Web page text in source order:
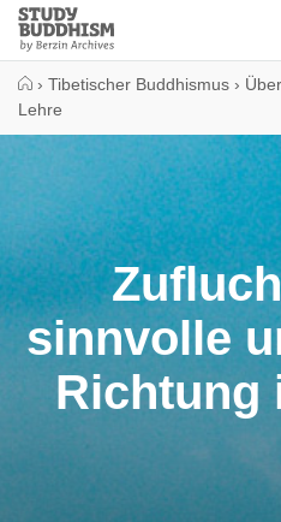
Close
Study
Buddhism
› Tibetischer Buddhismus ›
Lehre
sinnvolle
Richtung